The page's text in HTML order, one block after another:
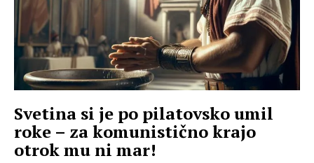
Svetina si je po pilatovsko umil
roke – za komunistično krajo
otrok mu ni mar!